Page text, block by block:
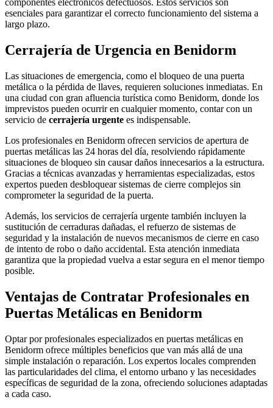
componentes electrónicos defectuosos. Estos servicios son
esenciales para garantizar el correcto funcionamiento del sistema a
largo plazo.
Cerrajería de Urgencia en Benidorm
Las situaciones de emergencia, como el bloqueo de una puerta
metálica o la pérdida de llaves, requieren soluciones inmediatas. En
una ciudad con gran afluencia turística como Benidorm, donde los
imprevistos pueden ocurrir en cualquier momento, contar con un
servicio de cerrajería urgente es indispensable.
Los profesionales en Benidorm ofrecen servicios de apertura de
puertas metálicas las 24 horas del día, resolviendo rápidamente
situaciones de bloqueo sin causar daños innecesarios a la estructura.
Gracias a técnicas avanzadas y herramientas especializadas, estos
expertos pueden desbloquear sistemas de cierre complejos sin
comprometer la seguridad de la puerta.
Además, los servicios de cerrajería urgente también incluyen la
sustitución de cerraduras dañadas, el refuerzo de sistemas de
seguridad y la instalación de nuevos mecanismos de cierre en caso
de intento de robo o daño accidental. Esta atención inmediata
garantiza que la propiedad vuelva a estar segura en el menor tiempo
posible.
Ventajas de Contratar Profesionales en
Puertas Metálicas en Benidorm
Optar por profesionales especializados en puertas metálicas en
Benidorm ofrece múltiples beneficios que van más allá de una
simple instalación o reparación. Los expertos locales comprenden
las particularidades del clima, el entorno urbano y las necesidades
específicas de seguridad de la zona, ofreciendo soluciones adaptadas
a cada caso.